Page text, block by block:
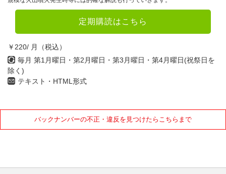
定期購読はこちら
￥220/ 月（税込）
毎月 第1月曜日・第2月曜日・第3月曜日・第4月曜日(祝祭日を
除く)
テキスト・HTML形式
バックナンバーの不正・違反を見つけたらこちらまで